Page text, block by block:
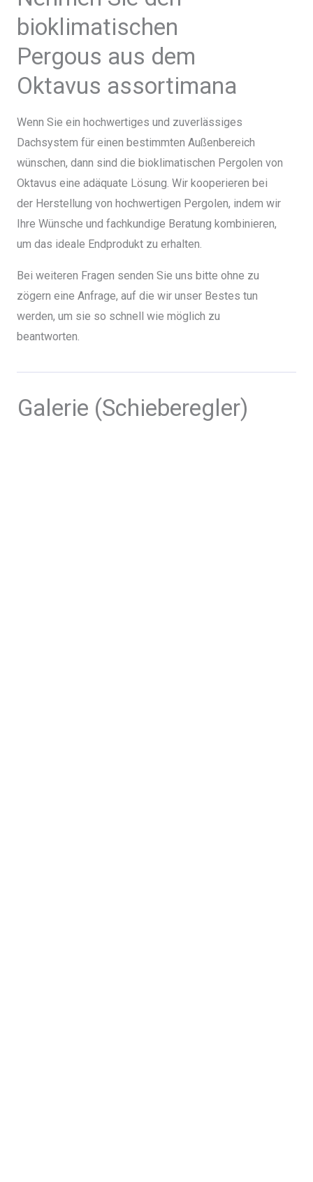
bioklimatischen
Pergous aus dem
Oktavus assortimana
Wenn Sie ein hochwertiges und zuverlässiges
Dachsystem für einen bestimmten Außenbereich
wünschen, dann sind die bioklimatischen Pergolen von
Oktavus eine adäquate Lösung. Wir kooperieren bei
der Herstellung von hochwertigen Pergolen, indem wir
Ihre Wünsche und fachkundige Beratung kombinieren,
um das ideale Endprodukt zu erhalten.
Bei weiteren Fragen senden Sie uns bitte ohne zu
zögern eine Anfrage, auf die wir unser Bestes tun
werden, um sie so schnell wie möglich zu
beantworten.
Galerie (Schieberegler)